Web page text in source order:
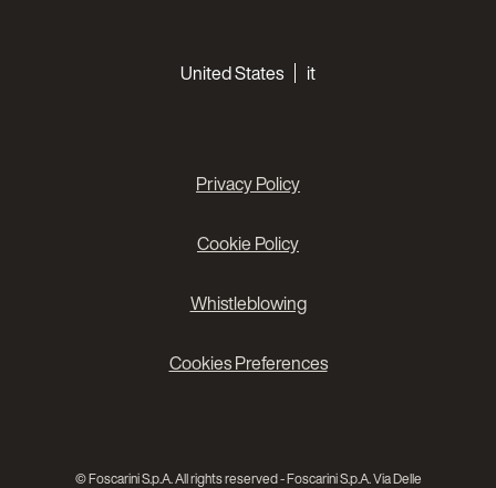
United States it
Privacy Policy
Cookie Policy
Whistleblowing
Cookies Preferences
© Foscarini S.p.A. All rights reserved - Foscarini S.p.A. Via Delle